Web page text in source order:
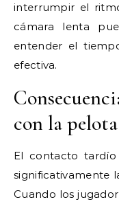
interrumpir el
cámara lenta
entender el
efectiva.
con la pelota
El contacto
significativamente
Cuando los